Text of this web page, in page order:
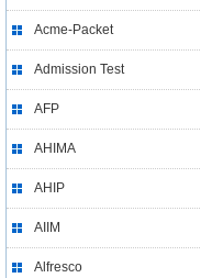
Acme-Packet
Admission Test
AFP
AHIMA
AHIP
AIIM
Alfresco